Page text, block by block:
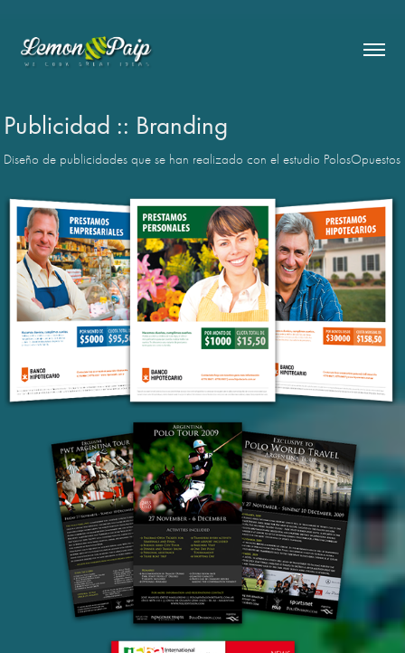
Publicidad :: Branding
Diseño de publicidades que se han realizado con el estudio PolosOpuestos